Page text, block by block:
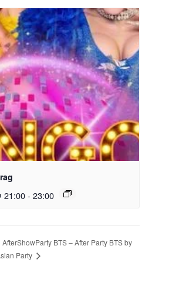
21:00- 23:00
AfterShowParty BTS – After Party BTS by
Party